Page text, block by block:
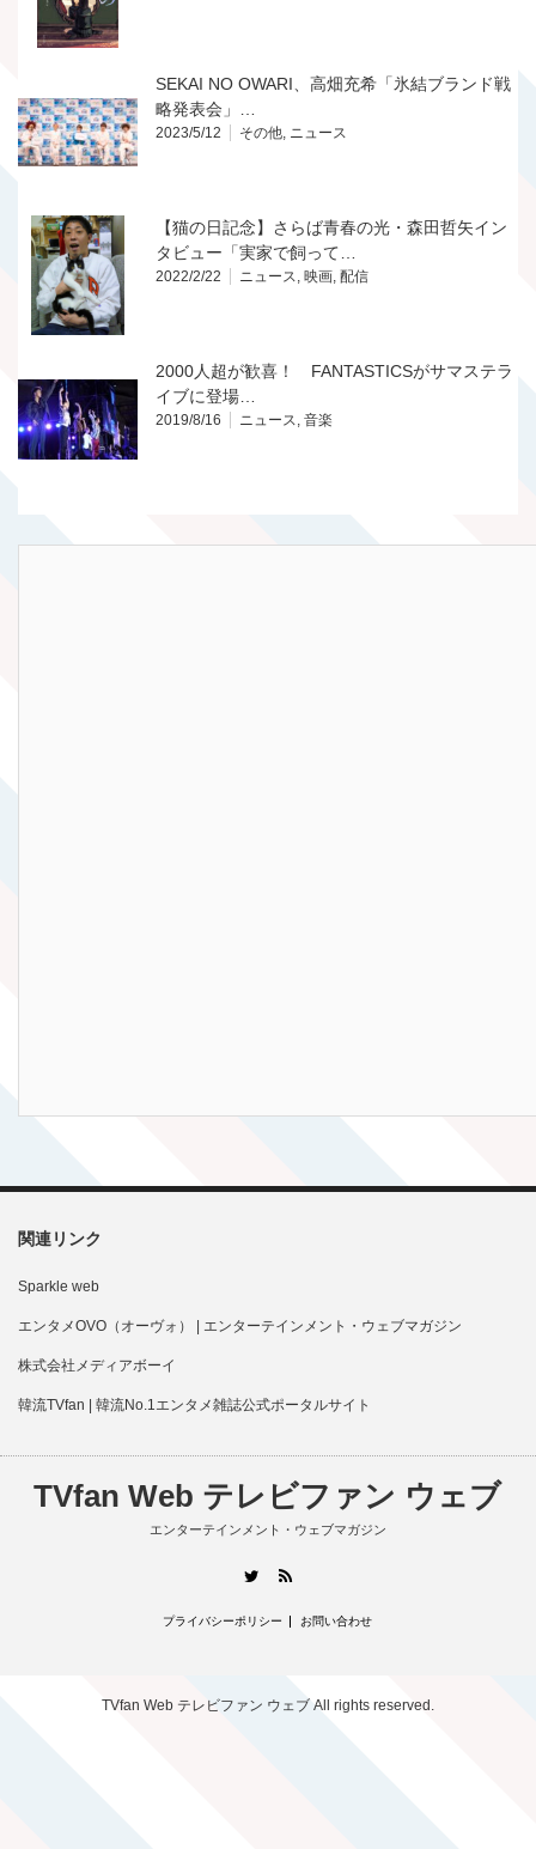
SEKAI NO OWARI、高畑充希「氷結ブランド戦
略発表会」…
2023/5/12 その他, ニュース
【猫の日記念】さらば青春の光・森田哲矢イン
タビュー「実家で飼って…
2022/2/22 ニュース, 映画, 配信
2000人超が歓喜！ FANTASTICSがサマステラ
イブに登場…
2019/8/16 ニュース, 音楽
関連リンク
Sparkle web
エンタメOVO（オーヴォ） | エンターテインメント・ウェブマガジン
株式会社メディアボーイ
韓流TVfan | 韓流No.1エンタメ雑誌公式ポータルサイト
TVfan Web テレビファン ウェブ
エンターテインメント・ウェブマガジン
Twitter
プライバシーポリシー お問い合わせ
TVfan Web テレビファン ウェブ All rights reserved.